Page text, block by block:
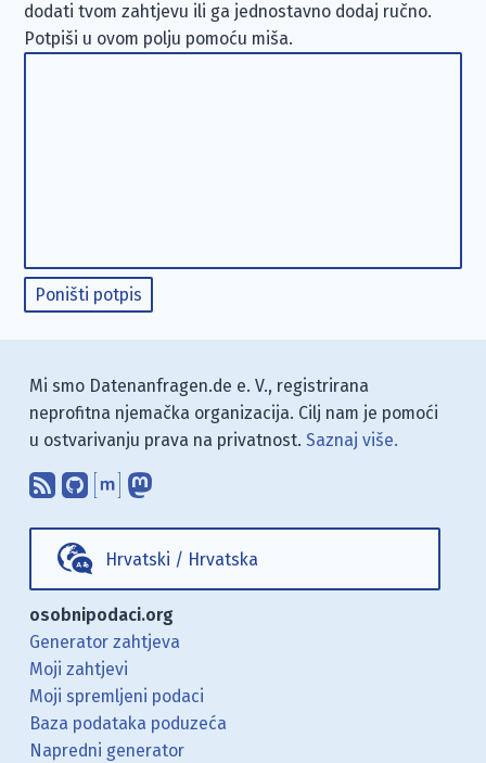
dodati tvom zahtjevu ili ga jednostavno dodaj ručno.
Potpiši u ovom polju pomoću miša.
Poništi potpis
Mi smo Datenanfragen.de e. V., registrirana
neprofitna njemačka organizacija. Cilj nam je pomoći
u ostvarivanju prava na privatnost.Saznaj više.
Pretplati se na naš blog koristeći
Pronađi nas na GitHubu.
Raspravljaj s nama putem
Hrvatski / Hrvatska
osobnipodaci.org
Generator zahtjeva
Moji zahtjevi
Moji spremljeni podaci
Baza podataka poduzeća
Napredni generator